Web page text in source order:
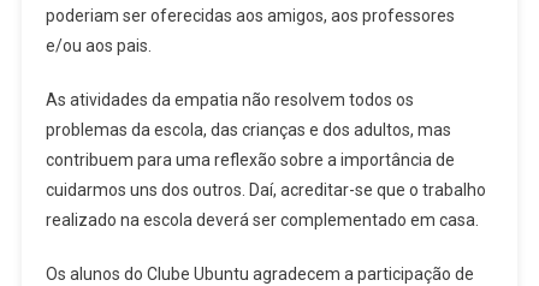
poderiam ser oferecidas aos amigos, aos professores
e/ou aos pais.
As atividades da empatia não resolvem todos os
problemas da escola, das crianças e dos adultos, mas
contribuem para uma reflexão sobre a importância de
cuidarmos uns dos outros. Daí, acreditar-se que o trabalho
realizado na escola deverá ser complementado em casa.
Os alunos do Clube Ubuntu agradecem a participação de